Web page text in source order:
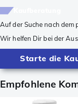
Auf der Suche nach dem
Wir helfen Dir bei der
Starte die
Empfohlene